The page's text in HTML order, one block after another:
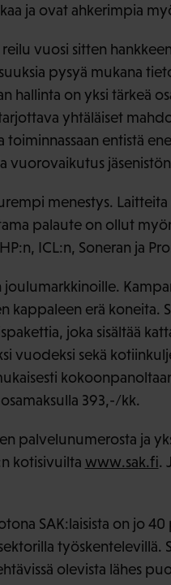
ja ovat ahkerimpia
vuosi sitten
pysyä mukana
hallinta on yksi tärkeä
yhtäläiset
toiminnassaan entistä
vuorovaikutus
menestys.
palaute on ollut
ICL:n, Soneran ja
kappaleen erä koneita.
joka sisältää
vuodeksi sekä
393,-/kk.
palvelunumerosta ja
kotisivuilta www.sak.fi.
SAK:laisista on jo
työskentelevillä.
olevista lähes